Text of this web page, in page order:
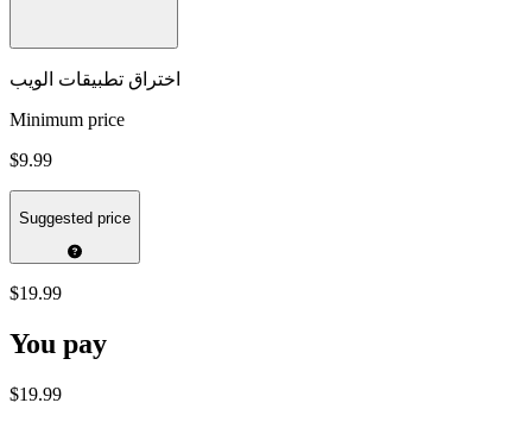
اختراق تطبيقات الويب
Minimum price
$9.99
Suggested price
$19.99
You pay
$19.99